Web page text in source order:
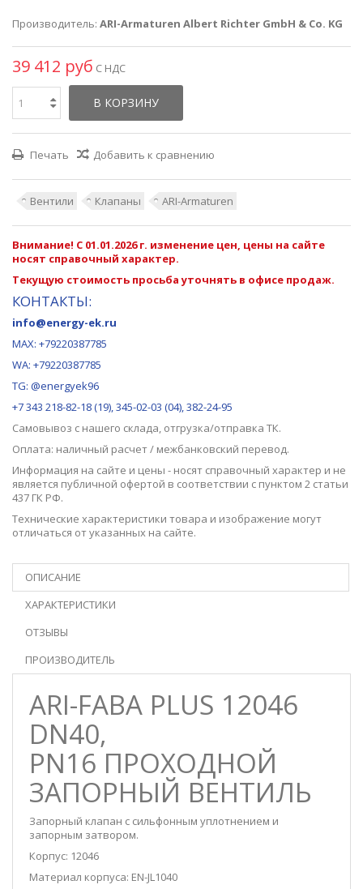
Производитель: ARI-Armaturen Albert Richter GmbH & Co. KG
39 412 руб С НДС
В КОРЗИНУ
Печать Добавить к сравнению
Вентили Клапаны ARI-Armaturen
Внимание! С 01.01.2026 г. изменение цен, цены на сайте
носят справочный характер.
Текущую стоимость просьба уточнять в офисе продаж.
КОНТАКТЫ:
info@energy-ek.ru
MAX: +79220387785
WA: +79220387785
TG: @energyek96
+7 343 218-82-18 (19), 345-02-03 (04), 382-24-95
Самовывоз с нашего склада, отгрузка/отправка ТК.
Оплата: наличный расчет / межбанковский перевод.
Информация на сайте и цены - носят справочный характер и не
является публичной офертой в соответствии с пунктом 2 статьи
437 ГК РФ.
Технические характеристики товара и изображение могут
отличаться от указанных на сайте.
ОПИСАНИЕ
ХАРАКТЕРИСТИКИ
ОТЗЫВЫ
ПРОИЗВОДИТЕЛЬ
ARI-FABA PLUS 12046
DN40,
PN16 ПРОХОДНОЙ
ЗАПОРНЫЙ ВЕНТИЛЬ
Запорный клапан с сильфонным уплотнением и
запорным затвором.
Корпус: 12046
Материал корпуса: EN-JL1040